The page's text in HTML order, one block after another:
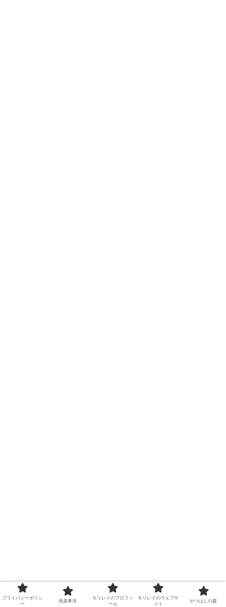
プライバシーポリシ
ー
免責事項
モリレイのプロフィ
ール
モリレイのウェブサ
イト
やつはしの森